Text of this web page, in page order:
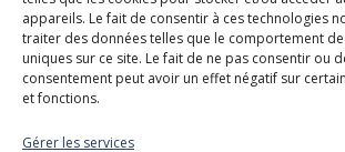
appareils. Le fait de consentir à ces technologies
traiter des données telles que le comportement
uniques sur ce site. Le fait de ne pas consentir ou
consentement peut avoir un effet négatif sur
et fonctions.
Gérer les services
400, boulevard Jean-Lesage
Hall Est, bureau 535